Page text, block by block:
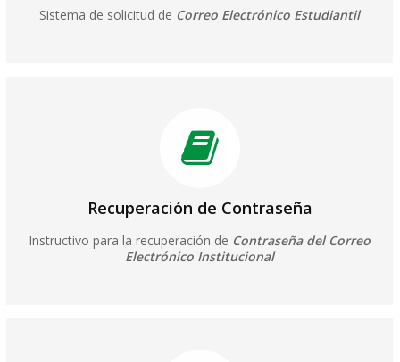
Sistema de solicitud de Correo Electrónico Estudiantil
Recuperación de Contraseña
Instructivo para la recuperación de Contraseña del Correo
Electrónico Institucional